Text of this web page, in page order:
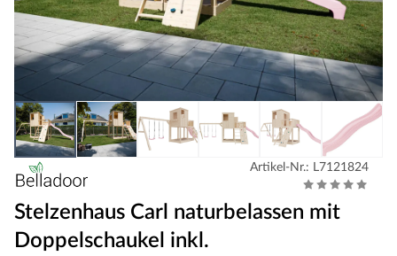
Artikel-Nr.: L7121824
Stelzenhaus Carl naturbelassen mit
Doppelschaukel inkl.